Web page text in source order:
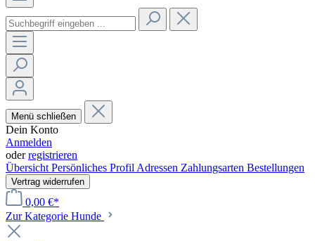
Menü schließen
Dein Konto
Anmelden
oderregistrieren
Übersicht Persönliches Profil Adressen Zahlungsarten Bestellungen
Vertrag widerrufen
0,00 €*
Zur Kategorie Hunde